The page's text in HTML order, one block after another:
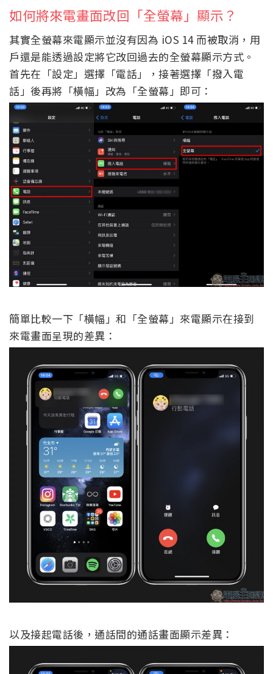
如何將來電畫面改回「全螢幕」顯示？
其實全螢幕來電顯示並沒有因為 iOS 14 而被取消，用
戶還是能透過設定將它改回過去的全螢幕顯示方式。
首先在「設定」選擇「電話」，接著選擇「撥入電
話」後再將「橫幅」改為「全螢幕」即可：
簡單比較一下「橫幅」和「全螢幕」來電顯示在接到
來電畫面呈現的差異：
以及接起電話後，通話間的通話畫面顯示差異：